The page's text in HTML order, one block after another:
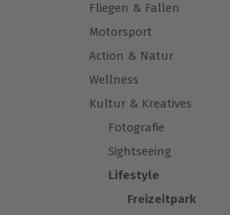
Fliegen & Fallen
Motorsport
Action & Natur
Wellness
Kultur & Kreatives
Fotografie
Sightseeing
Lifestyle
Freizeitpark